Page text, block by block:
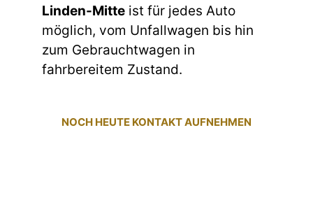
Linden-Mitte ist für jedes Auto
möglich, vom Unfallwagen bis hin
zum Gebrauchtwagen in
fahrbereitem Zustand.
NOCH HEUTE KONTAKT AUFNEHMEN